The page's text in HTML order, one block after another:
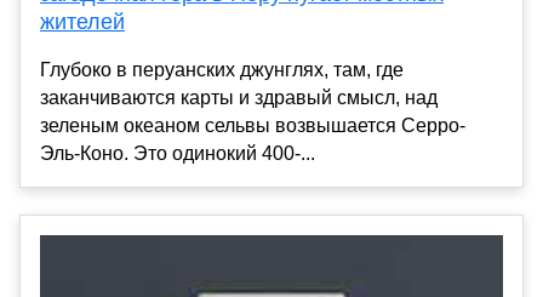
жителей
Глубоко в перуанских джунглях, там, где
заканчиваются карты и здравый смысл, над
зеленым океаном сельвы возвышается Серро-
Эль-Коно. Это одинокий 400-...